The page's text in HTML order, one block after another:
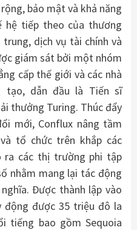
bảo mật và khả năng
hệ tiếp theo của thương
dịch vụ tài chính và
giám sát bởi một nhóm
cấp thế giới và các nhà
tạo, dẫn đầu là Tiến sĩ
thưởng Turing. Thúc đẩy
mới, Conflux nâng tầm
tổ chức trên khắp các
ra các thị trường phi tập
nhằm mang lại tác động
Được thành lập vào
động được 35 triệu đô la
tiếng bao gồm Sequoia